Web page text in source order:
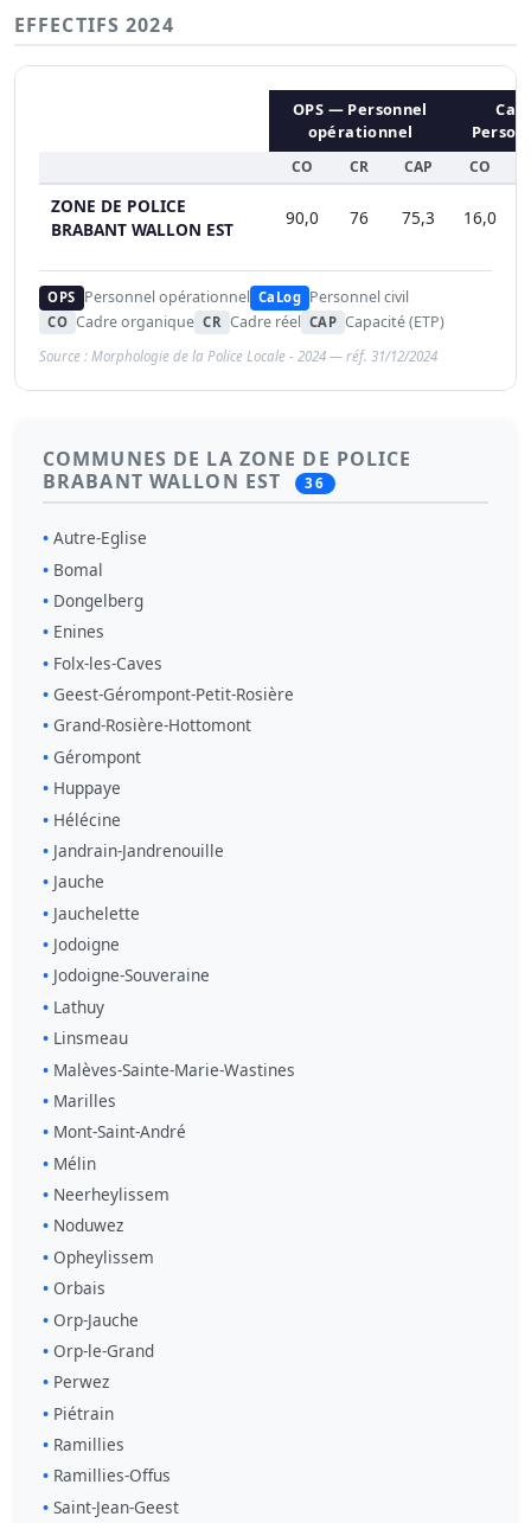
EFFECTIFS 2024
OPS — Personnel
opérationnel
CO CR CAP CO
ZONE DE POLICE
BRABANT WALLON EST
90,0 76 75,3 16,0
OPS Personnel opérationnel CaLog Personnel civil
CO Cadre organique CR Cadre réel CAP Capacité (ETP)
Source : Morphologie de la Police Locale - 2024 — réf. 31/12/2024
COMMUNES DE LA ZONE DE POLICE
BRABANT WALLON EST
36
Autre-Eglise
Bomal
Dongelberg
Enines
Folx-les-Caves
Geest-Gérompont-Petit-Rosière
Grand-Rosière-Hottomont
Gérompont
Huppaye
Hélécine
Jandrain-Jandrenouille
Jauche
Jauchelette
Jodoigne
Jodoigne-Souveraine
Lathuy
Linsmeau
Malèves-Sainte-Marie-Wastines
Marilles
Mont-Saint-André
Mélin
Neerheylissem
Noduwez
Opheylissem
Orbais
Orp-Jauche
Orp-le-Grand
Perwez
Piétrain
Ramillies
Ramillies-Offus
Saint-Jean-Geest